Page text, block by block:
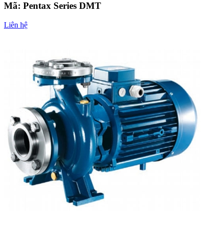
Mã: Pentax Series DMT
Liên hệ